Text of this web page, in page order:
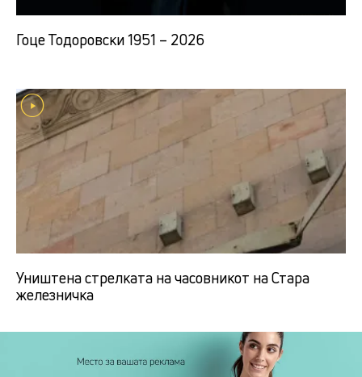
Гоце Тодоровски 1951 – 2026
Уништена стрелката на часовникот на Стара
железничка